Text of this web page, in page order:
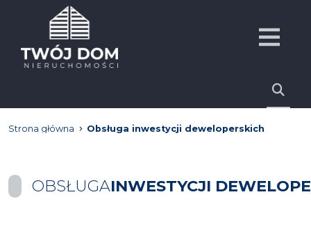
Strona główna Obsługa inwestycji deweloperskich
OBSŁUGAINWESTYCJI